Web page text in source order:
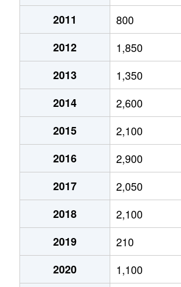
2011
800
2012
1,850
2013
1,350
2014
2,600
2015
2,100
2016
2,900
2017
2,050
2018
2,100
2019
210
2020
1,100